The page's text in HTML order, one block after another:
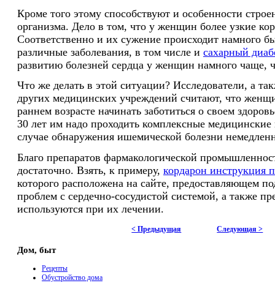
Кроме того этому способствуют и особенности
организма. Дело в том, что у женщин более узкие
Соответственно и их сужение происходит намного
различные заболевания, в том числе и сахарный
развитию болезней сердца у женщин намного чаще,
Что же делать в этой ситуации? Исследователи, а
других медицинских учреждений считают, что
раннем возрасте начинать заботиться о своем
30 лет им надо проходить комплексные медицинские
случае обнаружения ишемической болезни
Благо препаратов фармакологической
достаточно. Взять, к примеру, кордарон инструкция
которого расположена на сайте, предоставляющем
проблем с сердечно-сосудистой системой, а также
используются при их лечении.
< Предыдущая Следующая >
Дом, быт
Рецепты
Обустройство дома